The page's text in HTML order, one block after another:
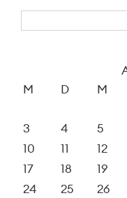
M
D M
3
4 5
10
11 12
17
18 19
24
25 26